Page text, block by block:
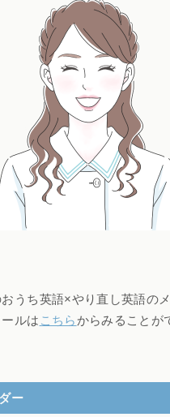
うち英語×やり直し英語の
ルは こちらからみることが
ー